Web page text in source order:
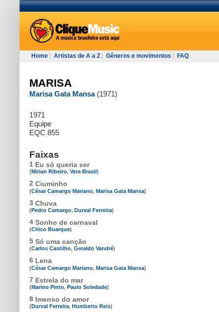
Home Artistas de A a Z Gêneros e movimentos FAQ
MARISA
Marisa Gata Mansa (1971)
1971
Equipe
EQC 855
Faixas
1 Eu só queria ser
(Mirian Ribeiro, Vera Brasil )
2 Ciuminho
(César Camargo Mariano, Marisa Gata Mansa)
3 Chuva
(Pedro Camargo, Durval Ferreira)
4 Sonho de carnaval
(Chico Buarque)
5 Só uma canção
(Carlos Castilho, Geraldo Vandré)
6 Lena
(César Camargo Mariano, Marisa Gata Mansa)
7 Estrela do mar
(Marino Pinto, Paulo Soledade)
8 Imenso do amor
(Durval Ferreira, Humberto Reis)